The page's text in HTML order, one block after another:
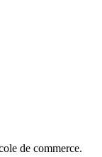
de commerce.